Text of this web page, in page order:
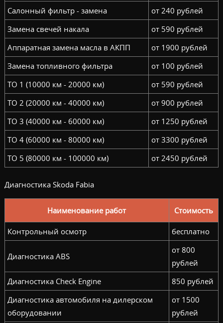
Салонный фильтр - замена
от 240 рублей
Замена свечей накала
от 590 рублей
Аппаратная замена масла в АКПП
от 1900 рублей
Замена топливного фильтра
от 100 рублей
ТО 1 (10000 км - 20000 км)
от 590 рублей
ТО 2 (20000 км - 40000 км)
от 900 рублей
ТО 3 (40000 км - 60000 км)
от 1250 рублей
ТО 4 (60000 км - 80000 км)
от 3300 рублей
ТО 5 (80000 км - 100000 км)
от 2450 рублей
Диагностика Skoda Fabia
Наименование работ Стоимость
Контрольный осмотр бесплатно
Диагностика ABS
от 800
рублей
Диагностика Check Engine
850 рублей
Диагностика автомобиля на дилерском
оборудовании
от 1500
рублей